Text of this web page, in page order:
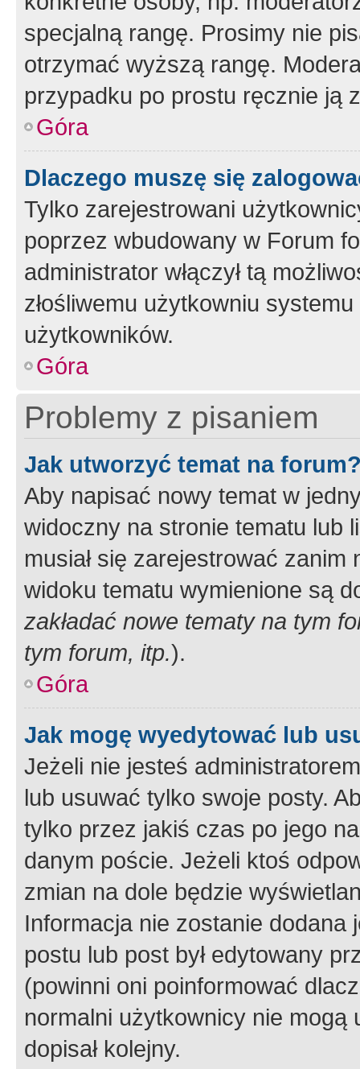
specjalną rangę. Prosimy nie
otrzymać wyższą rangę.
przypadku po prostu ręcznie ją
Góra
Dlaczego muszę się
Tylko zarejestrowani
poprzez wbudowany w Forum
administrator włączył tą
złośliwemu użytkowniu
użytkowników.
Góra
Problemy z pisaniem
Jak utworzyć temat na
Aby napisać nowy temat w
widoczny na stronie tematu lub
musiał się zarejestrować
widoku tematu wymienione są
zakładać nowe tematy na tym
tym forum, itp.).
Góra
Jak mogę wyedytować lub
Jeżeli nie jesteś
lub usuwać tylko swoje posty.
tylko przez jakiś czas po jego
danym poście. Jeżeli ktoś
zmian na dole będzie
Informacja nie zostanie dodana
postu lub post był edytowany
(powinni oni poinformować
normalni użytkownicy nie
dopisał kolejny.